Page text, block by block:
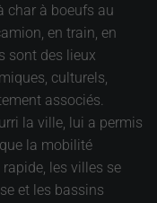
char à boeufs au
en train, en
sont des lieux
culturels,
associés.
la ville, lui a permis
la mobilité
les villes se
et les bassins